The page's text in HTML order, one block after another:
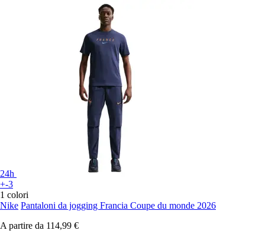
24h
+-3
1 colori
Nike Pantaloni da jogging Francia Coupe du monde 2026
A partire da 114,99 €